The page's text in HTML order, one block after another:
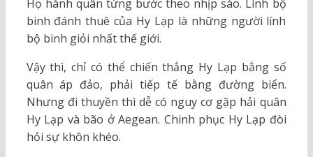
Họ hành quân từng bước theo nhịp sáo. Lính bộ
binh đánh thuê của Hy Lạp là những người lính
bộ binh giỏi nhất thế giới.
Vậy thì, chỉ có thể chiến thắng Hy Lạp bằng số
quân áp đảo, phải tiếp tế bằng đường biển.
Nhưng đi thuyền thì dễ có nguy cơ gặp hải quân
Hy Lạp và bão ở Aegean. Chinh phục Hy Lạp đòi
hỏi sự khôn khéo.